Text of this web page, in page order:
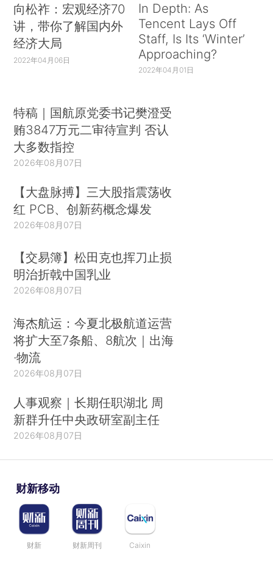
向松祚：宏观经济70
讲，带你了解国内外
经济大局
2022年04月06日
In Depth: As
Tencent Lays Off
Staff, Is Its ‘Winter’
Approaching?
2022年04月01日
特稿｜国航原党委书记樊澄受
贿3847万元二审待宣判 否认
大多数指控
2026年08月07日
【大盘脉搏】三大股指震荡收
红 PCB、创新药概念爆发
2026年08月07日
【交易簿】松田克也挥刀止损
明治折戟中国乳业
2026年08月07日
海杰航运：今夏北极航道运营
将扩大至7条船、8航次｜出海
·物流
2026年08月07日
人事观察｜长期任职湖北 周
新群升任中央政研室副主任
2026年08月07日
财新移动
财新 财新周刊 Caixin